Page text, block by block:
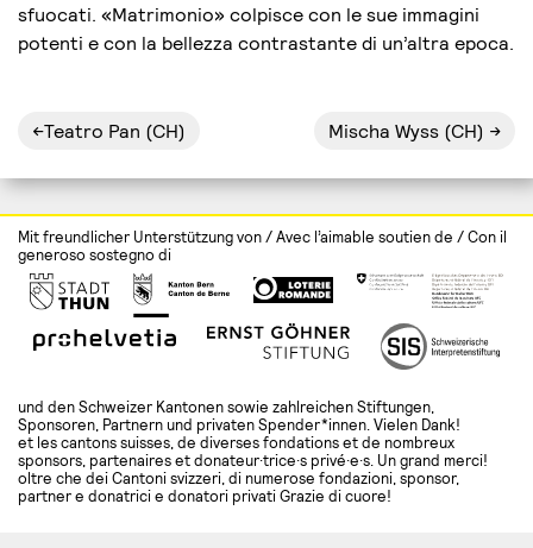
sfuocati. «Matrimonio» colpisce con le sue immagini
potenti e con la bellezza contrastante di un’altra epoca.
Navigazione
articoli
Teatro Pan (CH) Mischa Wyss (CH)
Mit freundlicher Unterstützung von / Avec l’aimable soutien de / Con il
generoso sostegno di
und den Schweizer Kantonen sowie zahlreichen Stiftungen,
Sponsoren, Partnern und privaten Spender*innen. Vielen Dank!
et les cantons suisses, de diverses fondations et de nombreux
sponsors, partenaires et donateur·trice·s privé·e·s. Un grand merci!
oltre che dei Cantoni svizzeri, di numerose fondazioni, sponsor,
partner e donatrici e donatori privati Grazie di cuore!